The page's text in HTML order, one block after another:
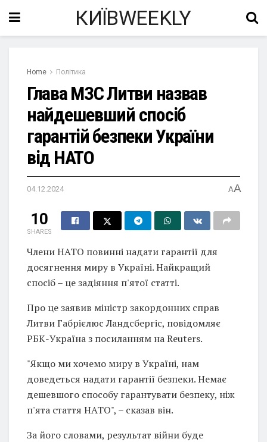
КИЇВWEEKLY
Home Політика
Глава МЗС Литви назвав
найдешевший спосіб
гарантій безпеки України
від НАТО
04.12.2024 AA
10
SHARES
Члени НАТО повинні надати гарантії для
досягнення миру в Україні. Найкращий
спосіб – це задіяння п'ятої статті.
Про це заявив міністр закордонних справ
Литви Габрієлюс Ландсбергіс, повідомляє
РБК-Україна з посиланням на Reuters.
"Якщо ми хочемо миру в Україні, нам
доведеться надати гарантії безпеки. Немає
дешевшого способу гарантувати безпеку, ніж
п'ята стаття НАТО", – сказав він.
За його словами, результат війни буде